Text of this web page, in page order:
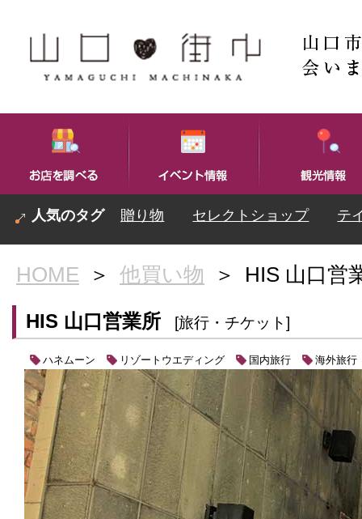
贈り物 セレクトショップ テ
HOME ＞ 他買い物 ＞ HIS 山口営
HIS 山口営業所 [旅行・チケット]
ハネムーン リゾートウエディング 国内旅行 海外旅行